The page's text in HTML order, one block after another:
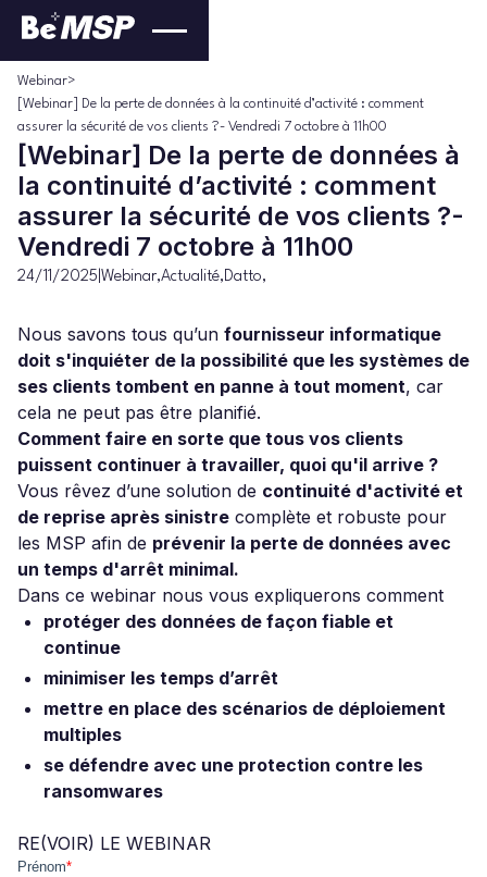
Webinar>
[Webinar] De la perte de données à la continuité d’activité : comment
assurer la sécurité de vos clients ?- Vendredi 7 octobre à 11h00
[Webinar] De la perte de données à
la continuité d’activité : comment
assurer la sécurité de vos clients ?-
Vendredi 7 octobre à 11h00
24/11/2025 Webinar,Actualité,Datto,
Nous savons tous qu’un fournisseur informatique
doit s'inquiéter de la possibilité que les systèmes de
ses clients tombent en panne à tout moment, car
cela ne peut pas être planifié.
Comment faire en sorte que tous vos clients
puissent continuer à travailler, quoi qu'il arrive ?
Vous rêvez d’une solution de continuité d'activité et
de reprise après sinistre complète et robuste pour
les MSP afin de prévenir la perte de données avec
un temps d'arrêt minimal.
Dans ce webinar nous vous expliquerons comment
protéger des données de façon fiable et
continue
minimiser les temps d’arrêt
mettre en place des scénarios de déploiement
multiples
se défendre avec une protection contre les
ransomwares
RE(VOIR) LE WEBINAR